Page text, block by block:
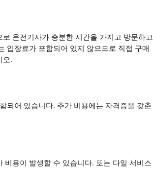
운전기사가 충분한 시간을 가지고 방문하고
입장료가 포함되어 있지 않으므로 직접 구매
오.
되어 있습니다. 추가 비용에는 자격증을 갖춘
용이 발생할 수 있습니다. 또는 다일 서비스